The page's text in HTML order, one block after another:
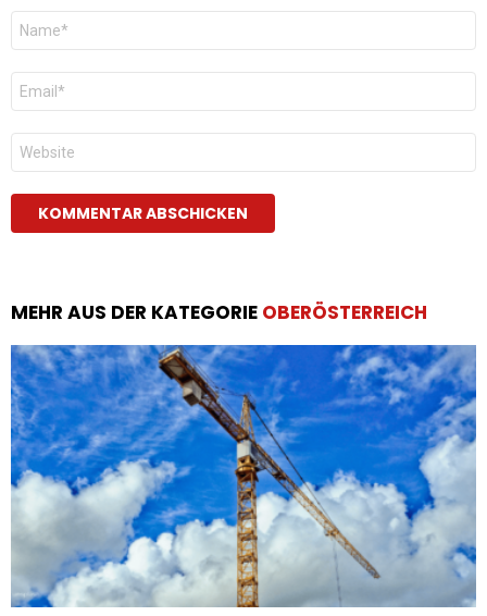
Name
E-
Mail
*
Website
MEHR AUS DER KATEGORIE OBERÖSTERREICH